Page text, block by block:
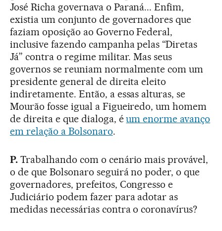
José Richa governava o Paraná... Enfim,
existia um conjunto de governadores que
faziam oposição ao Governo Federal,
inclusive fazendo campanha pelas “Diretas
Já” contra o regime militar. Mas seus
governos se reuniam normalmente com um
presidente general de direita eleito
indiretamente. Então, a essas alturas, se
Mourão fosse igual a Figueiredo, um homem
de direita e que dialoga, éum enorme avanço
em relação a Bolsonaro.
P. Trabalhando com o cenário mais provável,
o de que Bolsonaro seguirá no poder, o que
governadores, prefeitos, Congresso e
Judiciário podem fazer para adotar as
medidas necessárias contra o coronavírus?